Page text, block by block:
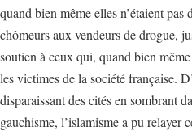
quand bien même elles n’étaient pas
chômeurs aux vendeurs de drogue,
soutien à ceux qui, quand bien
les victimes de la société française.
disparaissant des cités en sombrant
gauchisme, l’islamisme a pu relayer